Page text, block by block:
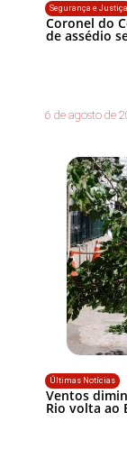
Segurança e Justiça
Coronel do
de assédio
6 de agosto de
Últimas Notícias
Ventos
Rio volta ao